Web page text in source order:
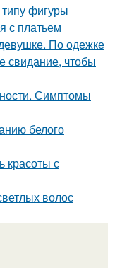
фигуры
с платьем
По одежке
свидание, чтобы
Симптомы
белого
красоты с
волос